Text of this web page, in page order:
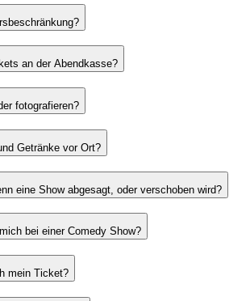
an der Abendkasse?
fotografieren?
Getränke vor Ort?
eine Show abgesagt, oder verschoben wird?
bei einer Comedy Show?
mein Ticket?